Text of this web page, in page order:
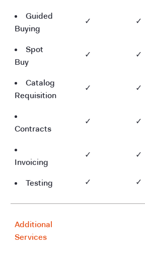
Guided
Buying
✓ ✓
Spot
Buy
✓ ✓
Catalog
Requisition
✓ ✓
Contracts
✓ ✓
Invoicing
✓ ✓
Testing ✓ ✓
Additional
Services